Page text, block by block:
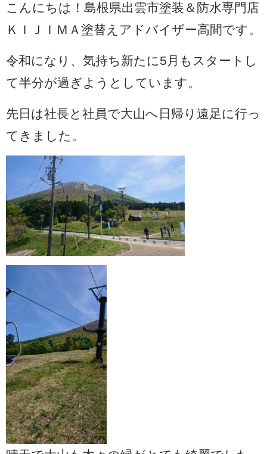
こんにちは！島根県出雲市塗装＆防水専門店
ＫＩＪＩＭＡ塗替えアドバイザー高間です。
令和になり、気持ち新たに5月もスタートし
て半分が過ぎようとしています。
先日は社長と社員で大山へ日帰り遠足に行っ
てきました。